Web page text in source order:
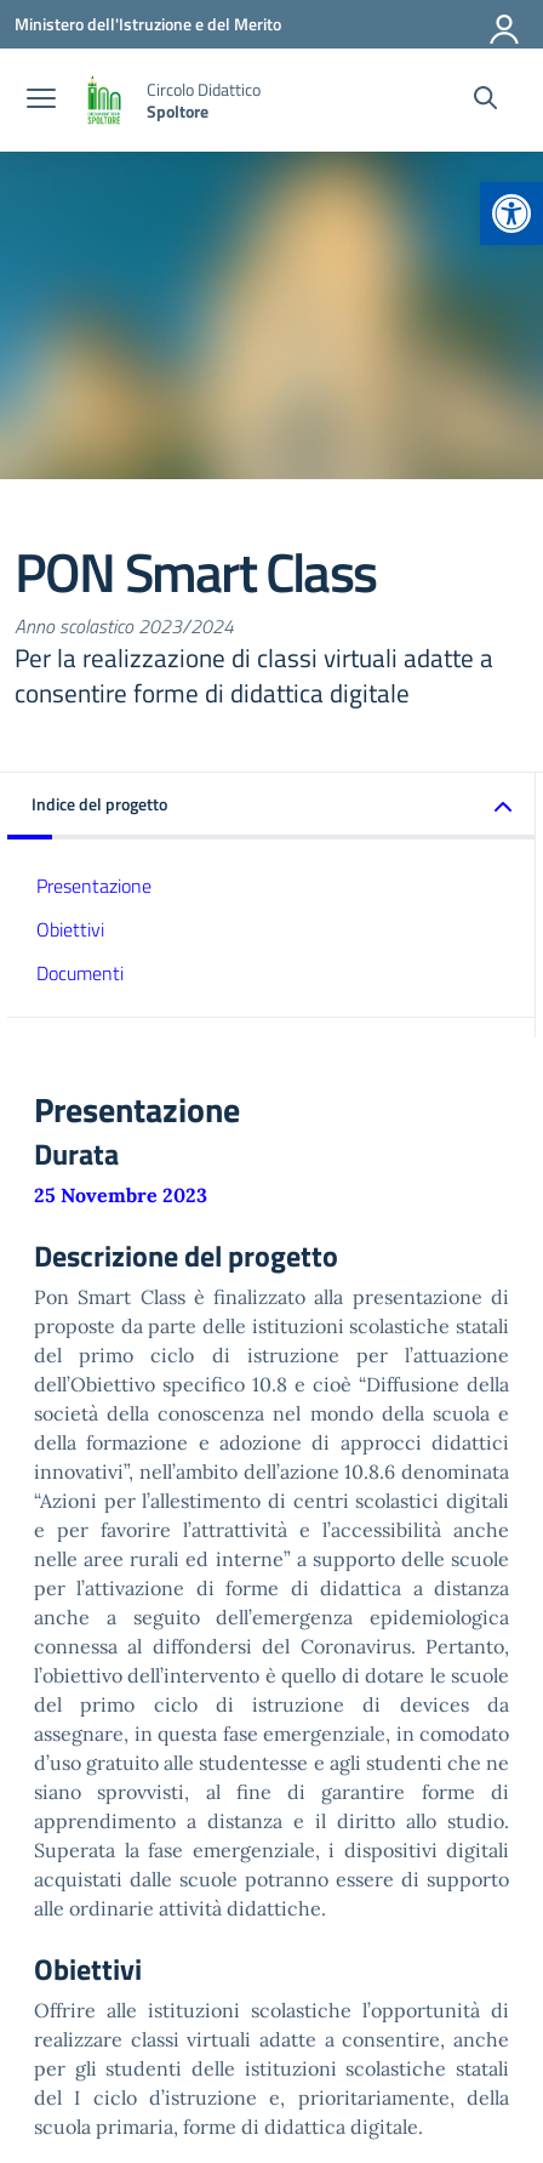
Vai ai contenuti
Vai al menu di navigazione
Vai al footer
Ministero dell'Istruzione e del Merito
Circolo Didattico
Spoltore
PON Smart Class
Anno scolastico 2023/2024
Per la realizzazione di classi virtuali adatte a
consentire forme di didattica digitale
Indice del progetto
Presentazione
Obiettivi
Documenti
Presentazione
Durata
25 Novembre 2023
Descrizione del progetto
Pon Smart Class è finalizzato alla presentazione di
proposte da parte delle istituzioni scolastiche statali
del primo ciclo di istruzione per l’attuazione
dell’Obiettivo specifico 10.8 e cioè “Diffusione della
società della conoscenza nel mondo della scuola e
della formazione e adozione di approcci didattici
innovativi”, nell’ambito dell’azione 10.8.6 denominata
“Azioni per l’allestimento di centri scolastici digitali
e per favorire l’attrattività e l’accessibilità anche
nelle aree rurali ed interne” a supporto delle scuole
per l’attivazione di forme di didattica a distanza
anche a seguito dell’emergenza epidemiologica
connessa al diffondersi del Coronavirus. Pertanto,
l’obiettivo dell’intervento è quello di dotare le scuole
del primo ciclo di istruzione di devices da
assegnare, in questa fase emergenziale, in comodato
d’uso gratuito alle studentesse e agli studenti che ne
siano sprovvisti, al fine di garantire forme di
apprendimento a distanza e il diritto allo studio.
Superata la fase emergenziale, i dispositivi digitali
acquistati dalle scuole potranno essere di supporto
alle ordinarie attività didattiche.
Obiettivi
Offrire alle istituzioni scolastiche l’opportunità di
realizzare classi virtuali adatte a consentire, anche
per gli studenti delle istituzioni scolastiche statali
del I ciclo d’istruzione e, prioritariamente, della
scuola primaria, forme di didattica digitale.